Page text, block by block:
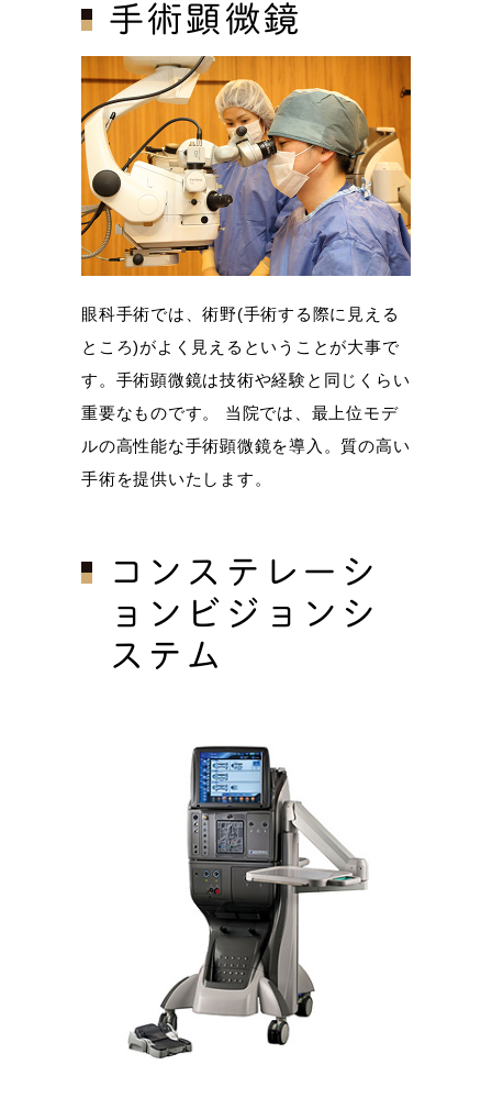
手術顕微鏡
眼科手術では、術野(手術する際に見える
ところ)がよく見えるということが大事で
す。手術顕微鏡は技術や経験と同じくらい
重要なものです。 当院では、最上位モデ
ルの高性能な手術顕微鏡を導入。質の高い
手術を提供いたします。
コンステレーシ
ョンビジョンシ
ステム